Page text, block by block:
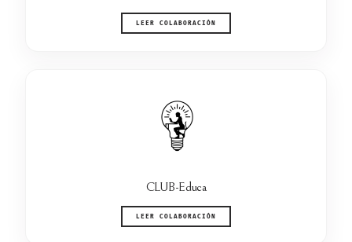
LEER COLABORACIÓN
CLUB-Educa
LEER COLABORACIÓN